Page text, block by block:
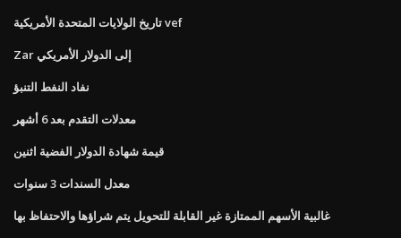
تاريخ الولايات المتحدة الأمريكية vef
Zar إلى الدولار الأمريكي
نفاد النفط التنبؤ
معدلات التقدم بعد 6 أشهر
قيمة شهادة الدولار الفضية اثنين
معدل السندات 3 سنوات
غالبية الأسهم الممتازة غير القابلة للتحويل يتم شراؤها والاحتفاظ بها